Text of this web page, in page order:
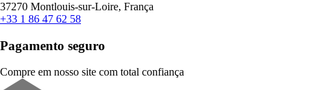
37270 Montlouis-sur-Loire, França
+33 1 86 47 62 58
Pagamento seguro
Compre em nosso site com total confiança